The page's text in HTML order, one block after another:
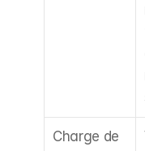
Charge de